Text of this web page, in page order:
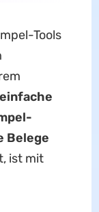
Tools
einfache
Belege
ist mit